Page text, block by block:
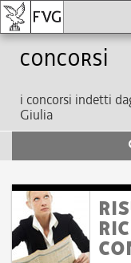
Concorsi
i concorsi indetti
Giulia